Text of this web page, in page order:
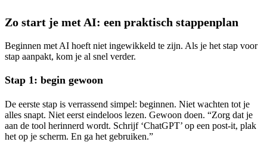
Zo start je met AI: een praktisch stappenplan
Beginnen met AI hoeft niet ingewikkeld te zijn. Als je het stap voor
stap aanpakt, kom je al snel verder.
Stap 1: begin gewoon
De eerste stap is verrassend simpel: beginnen. Niet wachten tot je
alles snapt. Niet eerst eindeloos lezen. Gewoon doen. “Zorg dat je
aan de tool herinnerd wordt. Schrijf ‘ChatGPT’ op een post-it, plak
het op je scherm. En ga het gebruiken.”